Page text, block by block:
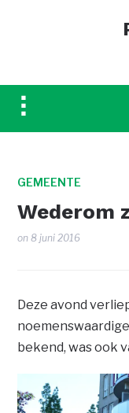
Toggle
sidebar
GEMEENTE
Wederom
on8 juni 2016
Deze avond
bekend, was ook